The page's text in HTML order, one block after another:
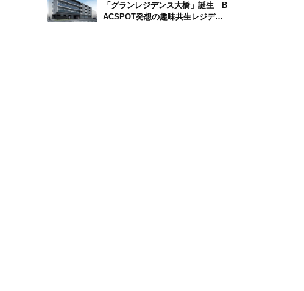
「グランレジデンス大橋」誕生 B
ACSPOT発想の趣味共生レジデン